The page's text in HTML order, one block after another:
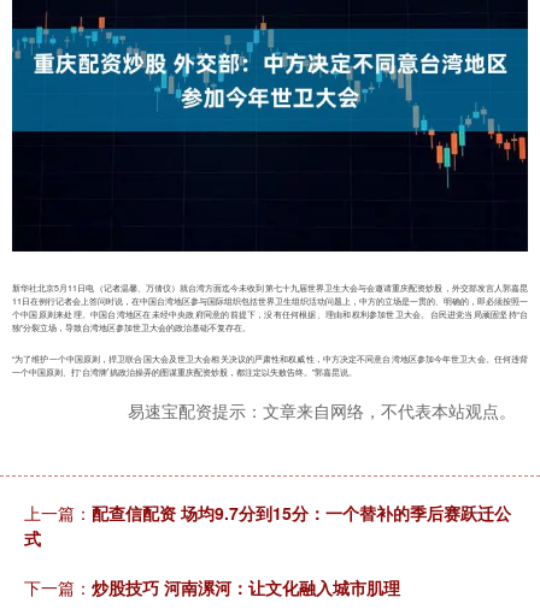
新华社北京5月11日电（记者温馨、万倩仪）就台湾方面迄今未收到第七十九届世界卫生大会与会邀请重庆配资炒股，外交部发言人郭嘉昆
11日在例行记者会上答问时说，在中国台湾地区参与国际组织包括世界卫生组织活动问题上，中方的立场是一贯的、明确的，即必须按照一
个中国原则来处理。中国台湾地区在未经中央政府同意的前提下，没有任何根据、理由和权利参加世卫大会。台民进党当局顽固坚持“台
独”分裂立场，导致台湾地区参加世卫大会的政治基础不复存在。
“为了维护一个中国原则，捍卫联合国大会及世卫大会相关决议的严肃性和权威性，中方决定不同意台湾地区参加今年世卫大会。任何违背
一个中国原则、打‘台湾牌’搞政治操弄的图谋重庆配资炒股，都注定以失败告终。”郭嘉昆说。
易速宝配资提示：文章来自网络，不代表本站观点。
上一篇： 配查信配资 场均9.7分到15分：一个替补的季后赛跃迁公
式
下一篇： 炒股技巧 河南漯河：让文化融入城市肌理